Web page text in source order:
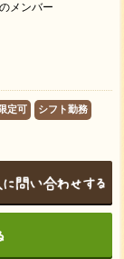
メンバー
定可 シフト勤務